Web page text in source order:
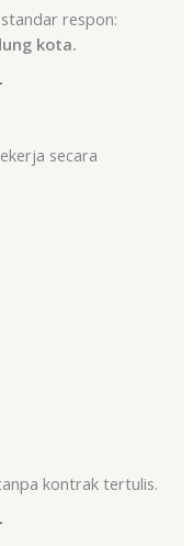
respon:
kota.
secara
kontrak tertulis.